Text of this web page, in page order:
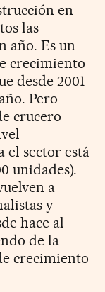
en
las
año. Es un
crecimiento
desde 2001
Pero
crucero
el sector está
unidades).
a
y
hace al
de la
crecimiento